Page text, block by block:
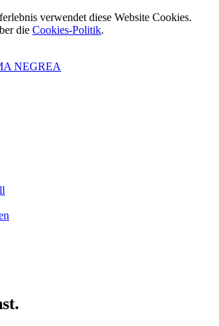
verwendet diese Website Cookies.
die Cookies-Politik.
NEGREA